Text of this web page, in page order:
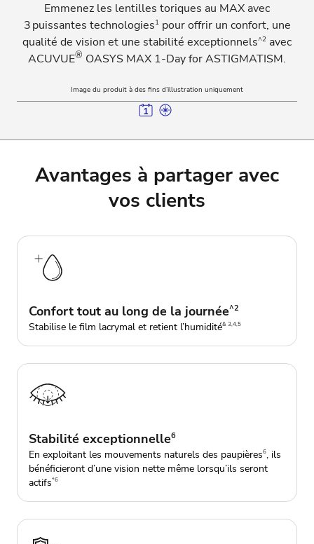
Emmenez les lentilles toriques au MAX avec
3 puissantes technologies1pour offrir un confort, une
qualité de vision et une stabilité exceptionnels^2 avec
ACUVUE® OASYS MAX 1-Day for ASTIGMATISM.
Image du produit à des fins d’illustration uniquement
Avantages à partager avec
vos clients
Confort tout au long de la journée^2
Stabilise le film lacrymal et retient l’humidité& 3,4,5
Stabilité exceptionnelle6
En exploitant les mouvements naturels des paupières6, ils
bénéficieront d’une vision nette même lorsqu’ils seront
actifs*6